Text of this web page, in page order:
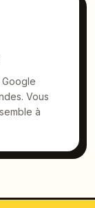
Vous
à